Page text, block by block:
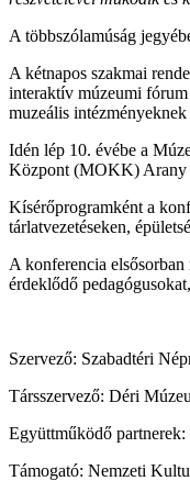
A többszólamúság
A kétnapos szakmai
interaktív múzeumi fórum
muzeális
Idén lép 10. évébe a
Központ (MOKK) Arany
Kísérőprogramként a
tárlatvezetéseken,
A konferencia
érdeklődő
Szervező: Szabadtéri
Társszervező: Déri
Együttműködő
Támogató: Nemzeti